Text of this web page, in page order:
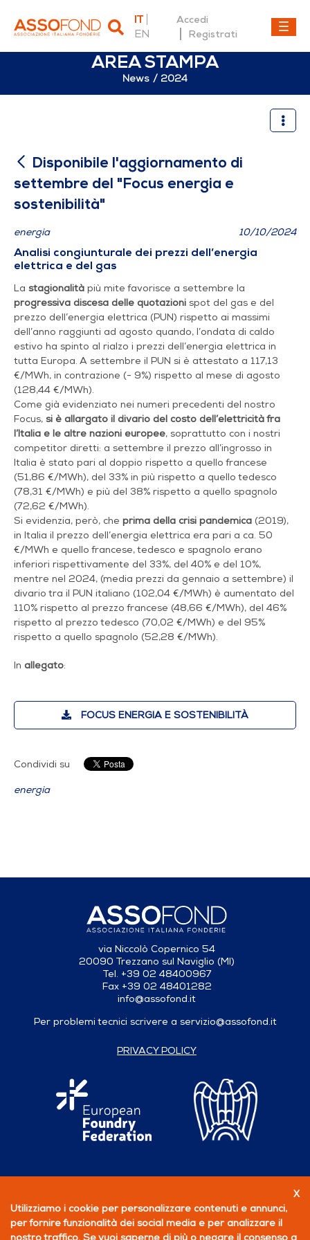
IT
EN
Accedi
Registrati
AREA STAMPA
News 2024
Disponibile
Disponibile l'aggiornamento di
settembre del "Focus energia e
sostenibilità"
energia 10/10/2024
Analisi congiunturale dei prezzi dell’energia
elettrica e del gas
La stagionalità più mite favorisce a settembre la
progressiva discesa delle quotazioni spot del gas e del
prezzo dell’energia elettrica (PUN) rispetto ai massimi
dell’anno raggiunti ad agosto quando, l’ondata di caldo
estivo ha spinto al rialzo i prezzi dell’energia elettrica in
tutta Europa. A settembre il PUN si è attestato a 117,13
€/MWh, in contrazione (- 9%) rispetto al mese di agosto
(128,44 €/MWh).
Come già evidenziato nei numeri precedenti del nostro
Focus, si è allargato il divario del costo dell’elettricità fra
l’Italia e le altre nazioni europee, soprattutto con i nostri
competitor diretti: a settembre il prezzo all’ingrosso in
Italia è stato pari al doppio rispetto a quello francese
(51,86 €/MWh), del 33% in più rispetto a quello tedesco
(78,31 €/MWh) e più del 38% rispetto a quello spagnolo
(72,62 €/MWh).
Si evidenzia, però, che prima della crisi pandemica (2019),
in Italia il prezzo dell’energia elettrica era pari a ca. 50
€/MWh e quello francese, tedesco e spagnolo erano
inferiori rispettivamente del 33%, del 40% e del 10%,
mentre nel 2024, (media prezzi da gennaio a settembre) il
divario tra il PUN italiano (102,04 €/MWh) è aumentato del
110% rispetto al prezzo francese (48,66 €/MWh), del 46%
rispetto al prezzo tedesco (70,02 €/MWh) e del 95%
rispetto a quello spagnolo (52,28 €/MWh).
In allegato:
FOCUS ENERGIA E SOSTENIBILITÀ
Condividi su
energia
via Niccolò Copernico 54
20090 Trezzano sul Naviglio (MI)
Tel. +39 02 48400967
Fax +39 02 48401282
info@assofond.it
Per problemi tecnici scrivere a servizio@assofond.it
PRIVACY POLICY
X
Utilizziamo i cookie per personalizzare contenuti e annunci,
per fornire funzionalità dei social media e per analizzare il
nostro traffico. Se vuoi saperne di più o negare il consenso a